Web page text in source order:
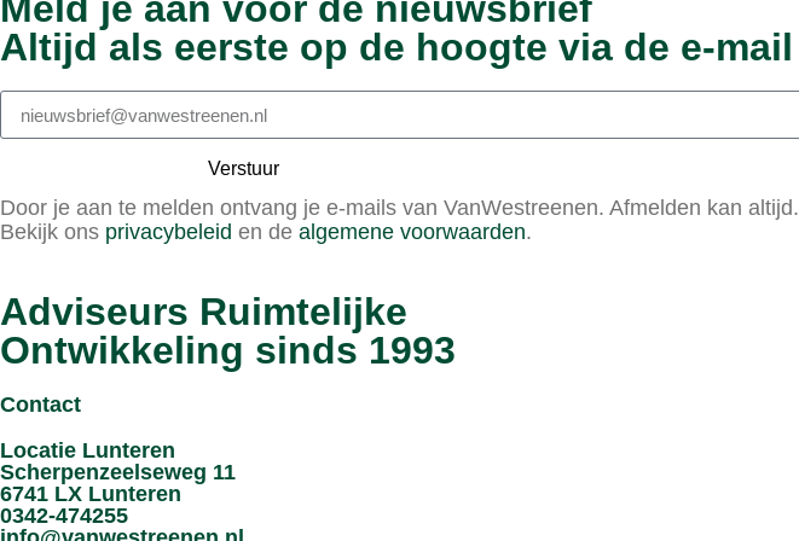
Altijd als eerste op de hoogte via de e-mail
Verstuur
Door je aan te melden ontvang je e-mails van VanWestreenen. Afmelden kan altijd.
Bekijk ons privacybeleid en de algemene voorwaarden.
Adviseurs Ruimtelijke
Ontwikkeling sinds 1993
Contact
Locatie Lunteren
Scherpenzeelseweg 11
6741 LX Lunteren
0342-474255